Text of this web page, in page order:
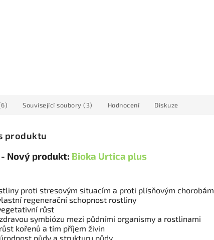
Související soubory (3) Hodnocení Diskuze
produktu
- Nový produkt: Bioka Urtica plus
proti stresovým situacím a proti plísňovým chorobám
regenerační schopnost rostliny
růst
symbiózu mezi půdními organismy a rostlinami
kořenů a tím příjem živin
půdy a strukturu půdy